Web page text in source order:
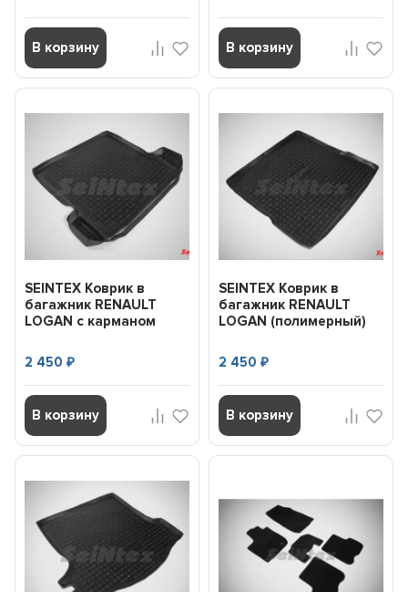
В корзину В корзину
SEINTEX Коврик в
багажник RENAULT
LOGAN c карманом
(шт) (...
2 450₽
В корзину
SEINTEX Коврик в
багажник RENAULT
LOGAN (полимерный)
01265
2 450 ₽
В корзину